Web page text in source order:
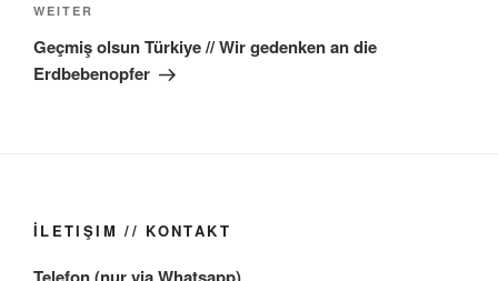
Nächster
Beitrag
WEITER
Geçmiş olsun Türkiye // Wir gedenken an die
Erdbebenopfer
İLETIŞIM // KONTAKT